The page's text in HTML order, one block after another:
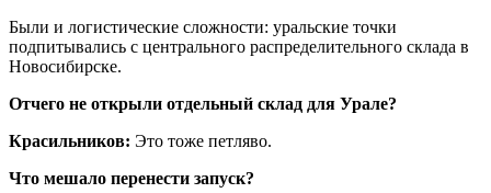
Были и логистические сложности: уральские точки
подпитывались с центрального распределительного склада в
Новосибирске.
Отчего не открыли отдельный склад для Урале?
Красильников: Это тоже петляво.
Что мешало перенести запуск?